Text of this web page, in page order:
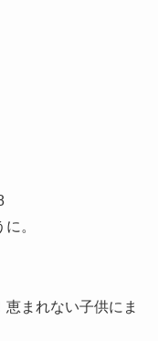
。
まれない子供にま